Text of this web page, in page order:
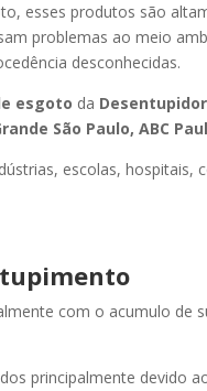
esses produtos são
problemas ao meio
desconhecidas.
esgoto da
São Paulo, ABC
escolas, hospitais,
com o acumulo de
principalmente devido